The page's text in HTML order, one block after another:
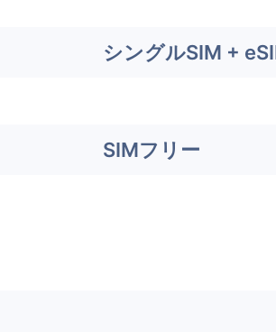
シングルSIM +
SIMフリー